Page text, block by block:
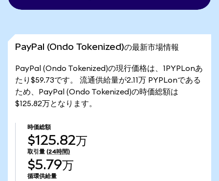
PayPal (Ondo Tokenized)の最新市場情報
PayPal (Ondo Tokenized)の現行価格は、1PYPLonあ
たり$59.73です。 流通供給量が2.11万 PYPLonである
ため、PayPal (Ondo Tokenized)の時価総額は
$125.82万となります。
時価総額
$125.82万
取引量 (24時間)
$5.79万
循環供給量